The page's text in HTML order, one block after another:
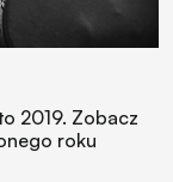
2019. Zobacz
roku